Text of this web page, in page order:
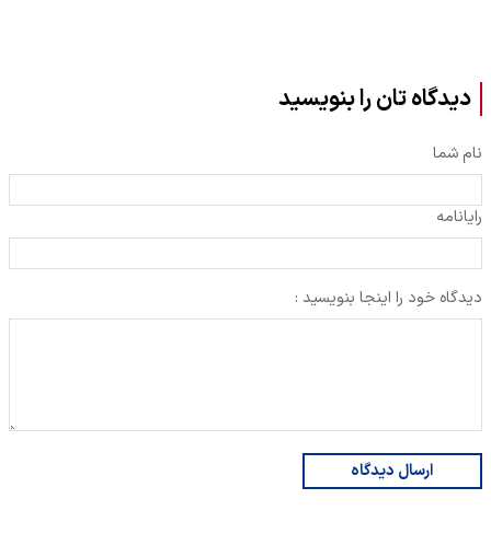
دیدگاه تان را بنویسید
نام شما
رایانامه
دیدگاه خود را اینجا بنویسید :
ارسال دیدگاه